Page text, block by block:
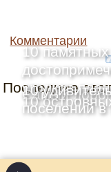
Комментарии
Последние
10 памятных
уголков
Самый
10
10
поселений